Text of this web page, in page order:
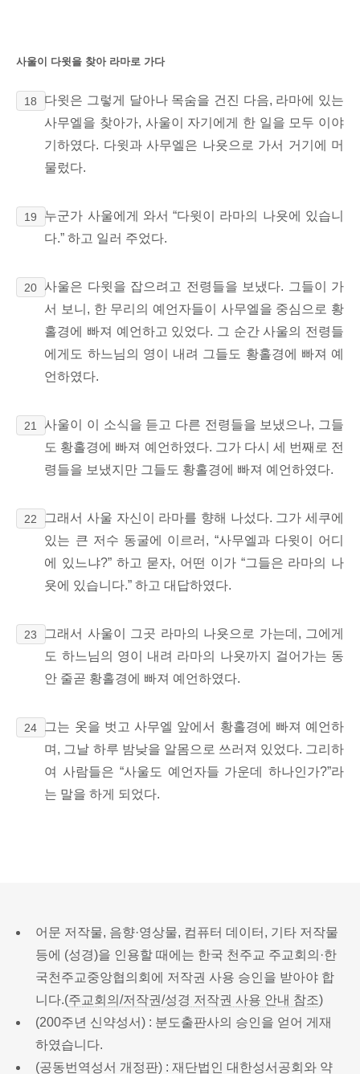
사울이 다윗을 찾아 라마로 가다
18
다윗은 그렇게 달아나 목숨을 건진 다음, 라마에 있는
사무엘을 찾아가, 사울이 자기에게 한 일을 모두 이야
기하였다. 다윗과 사무엘은 나욧으로 가서 거기에 머
물렀다.
19
누군가 사울에게 와서 “다윗이 라마의 나욧에 있습니
다.” 하고 일러 주었다.
20
사울은 다윗을 잡으려고 전령들을 보냈다. 그들이 가
서 보니, 한 무리의 예언자들이 사무엘을 중심으로 황
홀경에 빠져 예언하고 있었다. 그 순간 사울의 전령들
에게도 하느님의 영이 내려 그들도 황홀경에 빠져 예
언하였다.
21
사울이 이 소식을 듣고 다른 전령들을 보냈으나, 그들
도 황홀경에 빠져 예언하였다. 그가 다시 세 번째로 전
령들을 보냈지만 그들도 황홀경에 빠져 예언하였다.
22
그래서 사울 자신이 라마를 향해 나섰다. 그가 세쿠에
있는 큰 저수 동굴에 이르러, “사무엘과 다윗이 어디
에 있느냐?” 하고 묻자, 어떤 이가 “그들은 라마의 나
욧에 있습니다.” 하고 대답하였다.
23
그래서 사울이 그곳 라마의 나욧으로 가는데, 그에게
도 하느님의 영이 내려 라마의 나욧까지 걸어가는 동
안 줄곧 황홀경에 빠져 예언하였다.
24
그는 옷을 벗고 사무엘 앞에서 황홀경에 빠져 예언하
며, 그날 하루 밤낮을 알몸으로 쓰러져 있었다. 그리하
여 사람들은 “사울도 예언자들 가운데 하나인가?”라
는 말을 하게 되었다.
어문 저작물, 음향·영상물, 컴퓨터 데이터, 기타 저작물
등에 (성경)을 인용할 때에는 한국 천주교 주교회의·한
국천주교중앙협의회에 저작권 사용 승인을 받아야 합
니다.(주교회의/저작권/성경 저작권 사용 안내 참조)
(200주년 신약성서) : 분도출판사의 승인을 얻어 게재
하였습니다.
(공동번역성서 개정판) : 재단법인 대한성서공회와 약